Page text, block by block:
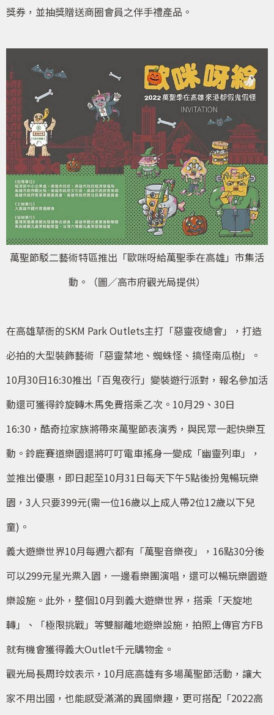
獎券，並抽獎贈送商圈會員之伴手禮產品。
萬聖節駁二藝術特區推出「歐咪呀給萬聖季在高雄」市集活
動。（圖／高市府觀光局提供）
在高雄草衙的SKM Park Outlets主打「惡靈夜總會」，打造
必拍的大型裝飾藝術「惡靈禁地、蜘蛛怪、搞怪南瓜樹」。
10月30日16:30推出「百鬼夜行」變裝遊行派對，報名參加活
動還可獲得鈴旋轉木馬免費搭乘乙次。10月29、30日
16:30，酷奇拉家族將帶來萬聖節表演秀，與民眾一起快樂互
動。鈴鹿賽道樂園還將叮叮電車搖身一變成「幽靈列車」，
並推出優惠，即日起至10月31日每天下午5點後扮鬼暢玩樂
園，3人只要399元(需一位16歲以上成人帶2位12歲以下兒
童)。
義大遊樂世界10月每週六都有「萬聖音樂夜」，16點30分後
可以299元星光票入園，一邊看樂團演唱，還可以暢玩樂園遊
樂設施。此外，整個10月到義大遊樂世界，搭乘「天旋地
轉」、「極限挑戰」等雙腳離地遊樂設施，拍照上傳官方FB
就有機會獲得義大Outlet千元購物金。
觀光局長周玲妏表示，10月底高雄有多場萬聖節活動，讓大
家不用出國，也能感受滿滿的異國樂趣，更可搭配「2022高